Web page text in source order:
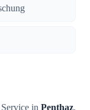
in Penthaz.